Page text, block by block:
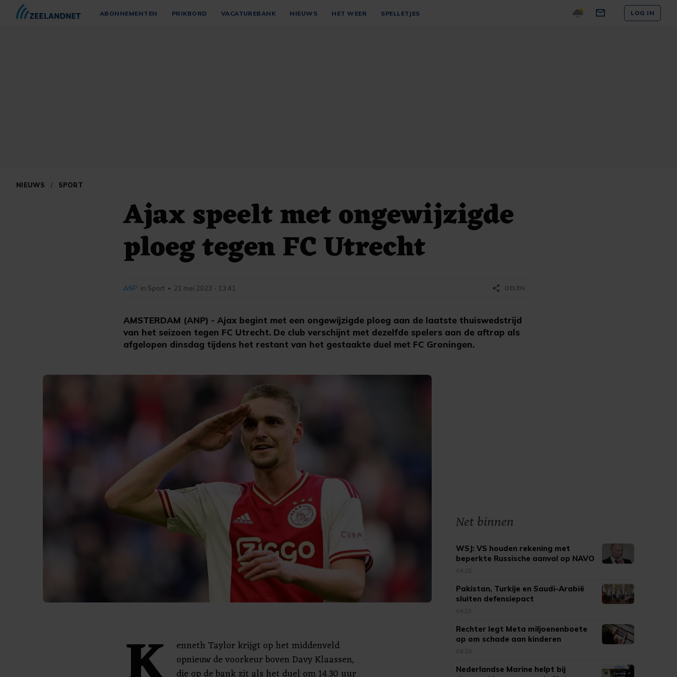
ABONNEMENTEN PRIKBORD VACATUREBANK NIEUWS HET WEER SPELLETJES LOG IN
NIEUWS / SPORT
Ajax speelt met ongewijzigde
ploeg tegen FC Utrecht
AMSTERDAM (ANP) - Ajax begint met een ongewijzigde ploeg aan de laatste thuiswedstrijd
van het seizoen tegen FC Utrecht. De club verschijnt met dezelfde spelers aan de aftrap als
afgelopen dinsdag tijdens het restant van het gestaakte duel met FC Groningen.
ANP in Sport • 21 mei 2023 - 13:41 share DELEN
enneth Taylor krijgt op het middenveld
opnieuw de voorkeur boven Davy Klaassen,
Net binnen
WSJ: VS houden rekening met
beperkte Russische aanval op NAVO
04:25
Pakistan, Turkije en Saudi-Arabië
sluiten defensiepact
04:23
Rechter legt Meta miljoenenboete
op om schade aan kinderen
04:20
Nederlandse Marine helpt bij